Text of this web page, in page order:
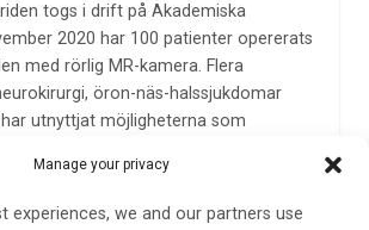
Manage your privacy
experiences, we and our partners use
togs i drift på Akademiska
2020 har 100 patienter opererats
med rörlig MR-kamera. Flera
öron-näs-halssjukdomar
utnyttjat möjligheterna som
22 mar 2023